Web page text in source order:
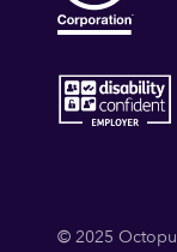
© 2025